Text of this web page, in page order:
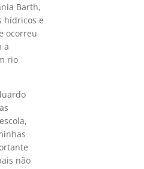
Barth,
hídricos e
ocorreu
a
rio
não